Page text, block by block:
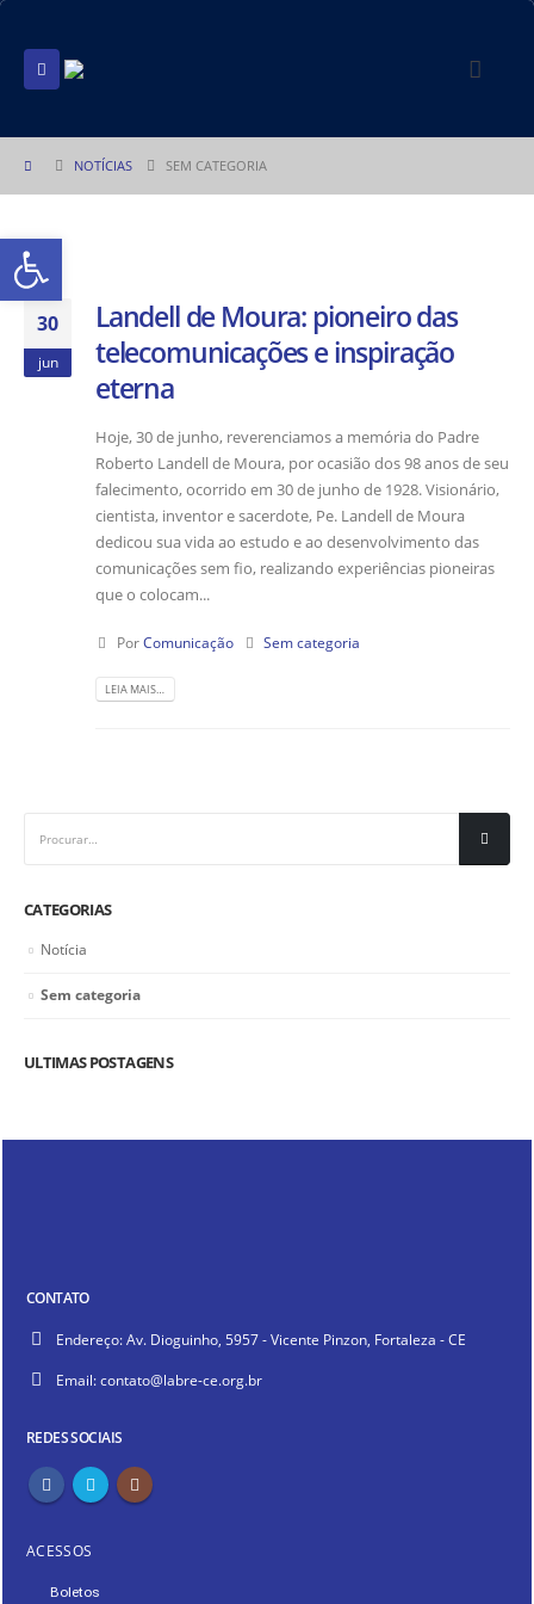
Abrir a barra de ferramentas
NOTÍCIAS SEM CATEGORIA
30
jun
Landell de Moura: pioneiro das
telecomunicações e inspiração
eterna
Hoje, 30 de junho, reverenciamos a memória do Padre
Roberto Landell de Moura, por ocasião dos 98 anos de seu
falecimento, ocorrido em 30 de junho de 1928. Visionário,
cientista, inventor e sacerdote, Pe. Landell de Moura
dedicou sua vida ao estudo e ao desenvolvimento das
comunicações sem fio, realizando experiências pioneiras
que o colocam...
PorComunicação Sem categoria
LEIA MAIS…
CATEGORIAS
Notícia
Sem categoria
ULTIMAS POSTAGENS
CONTATO
Endereço:Av. Dioguinho, 5957 - Vicente Pinzon, Fortaleza - CE
Email:contato@labre-ce.org.br
REDES SOCIAIS
ACESSOS
Boletos